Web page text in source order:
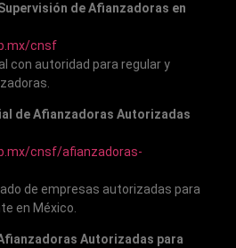
de Afianzadoras en
cnsf
con autoridad para regular y
de Afianzadoras Autorizadas
cnsf/afianzadoras-
de empresas autorizadas para
en México.
Autorizadas para